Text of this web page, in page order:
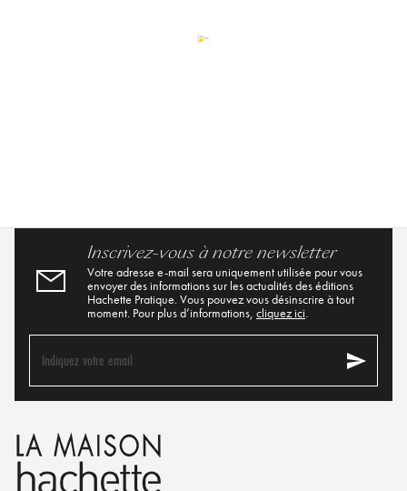
Inscrivez-vous à notre newsletter
Votre adresse e-mail sera uniquement utilisée pour vous
envoyer des informations sur les actualités des éditions
Hachette Pratique. Vous pouvez vous désinscrire à tout
moment. Pour plus d’informations, cliquez ici.
Indiquez votre email send